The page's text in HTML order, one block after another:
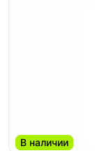
В наличии